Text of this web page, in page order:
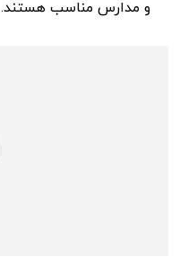
و مدارس مناسب هستند.